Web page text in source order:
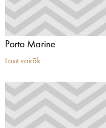
Porto Marine
Lasīt vairāk